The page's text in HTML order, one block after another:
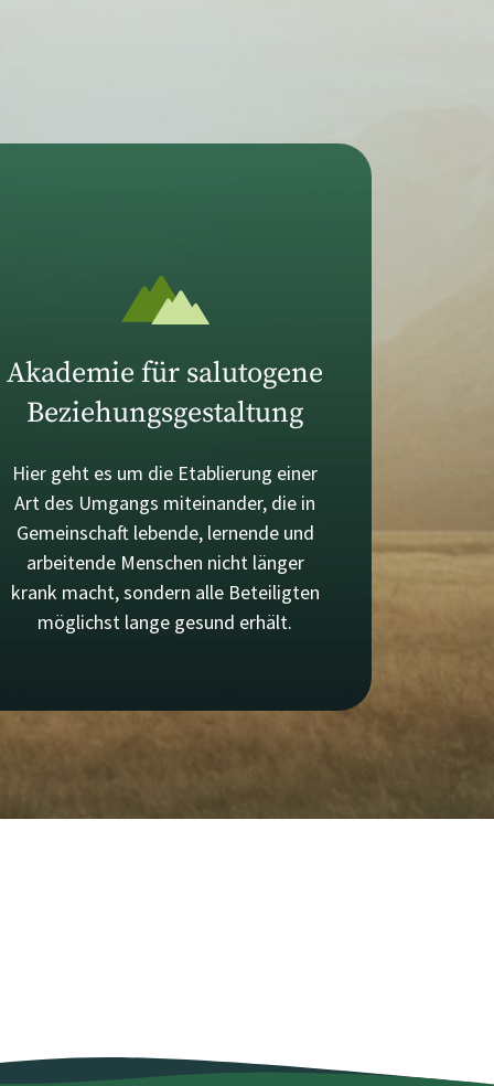
Akademie für salutogene
Beziehungsgestaltung
Hier geht es um die Etablierung einer
Art des Umgangs miteinander, die in
Gemeinschaft lebende, lernende und
arbeitende Menschen nicht länger
krank macht, sondern alle Beteiligten
möglichst lange gesund erhält.